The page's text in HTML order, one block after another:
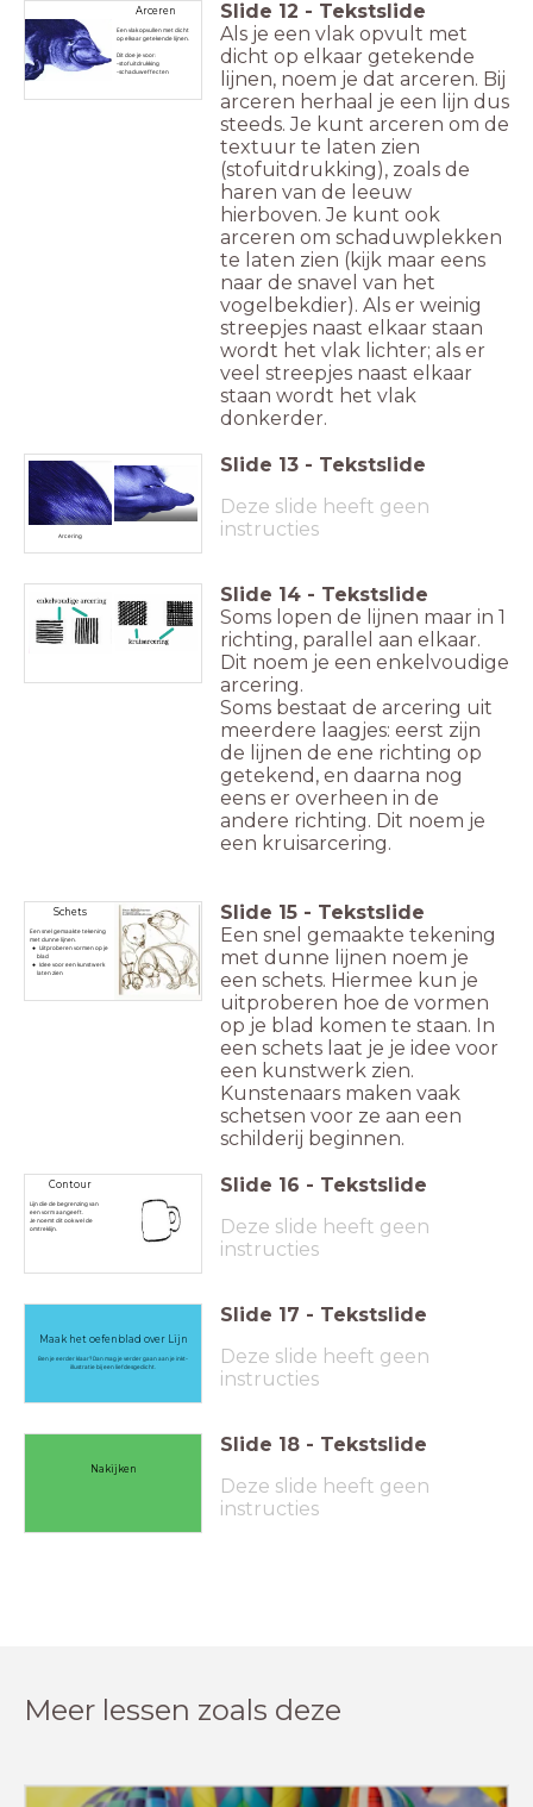
Arceren
Een vlak opvullen met dicht
op elkaar getekende lijnen.
Dit doe je voor:
-stofuitdrukking
-schaduweffecten
Slide 12 - Tekstslide
Als je een vlak opvult met
dicht op elkaar getekende
lijnen, noem je dat arceren. Bij
arceren herhaal je een lijn dus
steeds. Je kunt arceren om de
textuur te laten zien
(stofuitdrukking), zoals de
haren van de leeuw
hierboven. Je kunt ook
arceren om schaduwplekken
te laten zien (kijk maar eens
naar de snavel van het
vogelbekdier). Als er weinig
streepjes naast elkaar staan
wordt het vlak lichter; als er
veel streepjes naast elkaar
staan wordt het vlak
donkerder.
Arcering
Slide 13 - Tekstslide
Deze slide heeft geen
instructies
Slide 14 - Tekstslide
Soms lopen de lijnen maar in 1
richting, parallel aan elkaar.
Dit noem je een enkelvoudige
arcering.
Soms bestaat de arcering uit
meerdere laagjes: eerst zijn
de lijnen de ene richting op
getekend, en daarna nog
eens er overheen in de
andere richting. Dit noem je
een kruisarcering.
Schets
Een snel gemaakte tekening
met dunne lijnen.
Uitproberenvormen op je
blad
Idee voor een kunstwerk
laten zien
Slide 15 - Tekstslide
Een snel gemaakte tekening
met dunne lijnen noem je
een schets. Hiermee kun je
uitproberen hoe de vormen
op je blad komen te staan. In
een schets laat je je idee voor
een kunstwerk zien.
Kunstenaars maken vaak
schetsen voor ze aan een
schilderij beginnen.
Contour
Lijn die de begrenzing van
een vorm aangeeft.
Je noemt dit ook wel de
omtreklijn.
Slide 16 - Tekstslide
Deze slide heeft geen
instructies
Maak het oefenblad over Lijn
Ben je eerder klaar? Dan mag je verder gaan aan je inkt-
illustratie bij een liefdesgedicht.
Slide 17 - Tekstslide
Deze slide heeft geen
instructies
Nakijken
Slide 18 - Tekstslide
Deze slide heeft geen
instructies
Meer lessen zoals deze